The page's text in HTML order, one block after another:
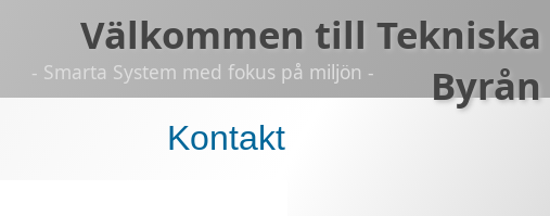
Välkommen till Tekniska
Byrån
- Smarta System med fokus på miljön -
Kontakt